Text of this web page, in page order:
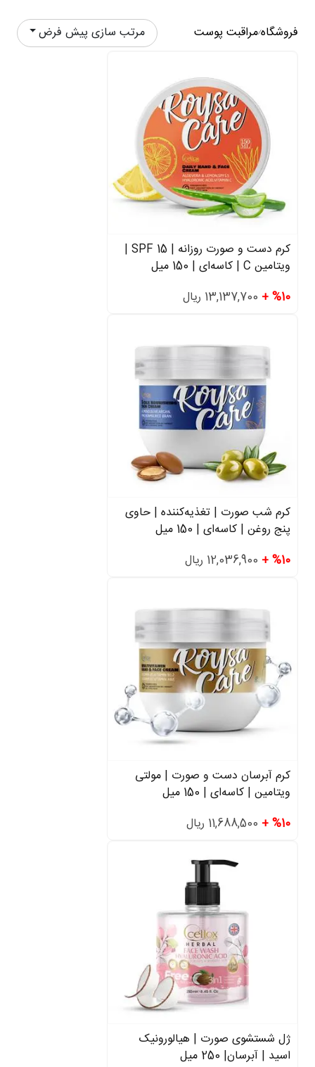
فروشگاه/مراقبت پوست مرتب سازی پیش فرض
کرم دست و صورت روزانه | SPF 15 |
ویتامین C | کاسه‌ای | 150 میل
%10 +
کرم شب صورت | تغذیه‌کننده | حاوی
پنج روغن | کاسه‌ای | 150 میل
%10 +
کرم آبرسان دست و صورت | مولتی
ویتامین | کاسه‌ای | 150 میل
%10 +
ژل شستشوی صورت | هیالورونیک
اسید | آبرسان| 250 میل